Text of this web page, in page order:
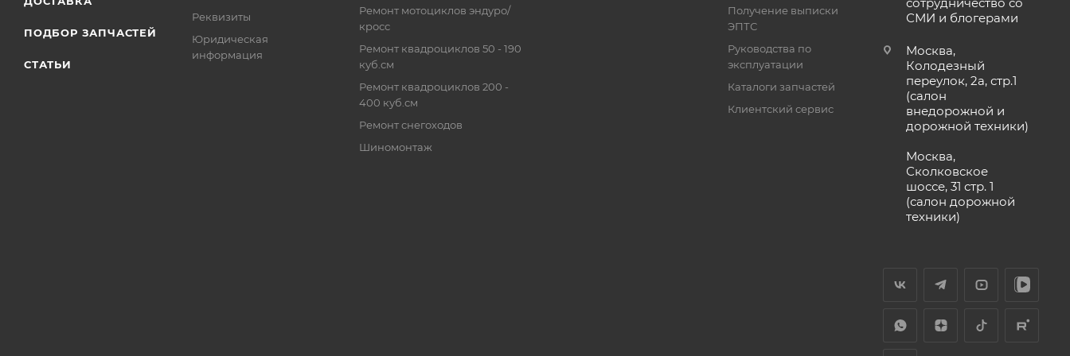
ПОДБОР ЗАПЧАСТЕЙ
СТАТЬИ
Реквизиты
Юридическая
информация
Ремонт мотоциклов эндуро/
кросс
Ремонт квадроциклов 50 - 190
куб.см
Ремонт квадроциклов 200 -
400 куб.см
Ремонт снегоходов
Шиномонтаж
Получение выписки
ЭПТС
Руководства по
эксплуатации
Каталоги запчастей
Клиентский сервис
сотрудничество со
СМИ и блогерами
Москва,
Колодезный
переулок, 2а, стр.1
(салон
внедорожной и
дорожной техники)
Москва,
Сколковское
шоссе, 31 стр. 1
(салон дорожной
техники)